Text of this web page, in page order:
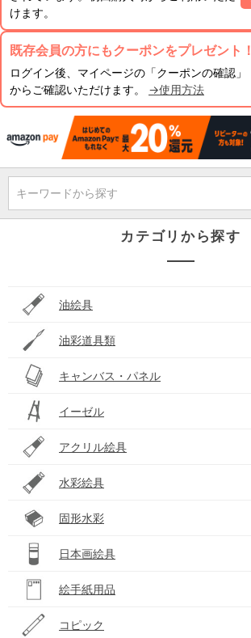
けます。
既存会員の方にもクーポンをプレゼント！
ログイン後、マイページの「クーポンの確認」
からご確認いただけます。 →使用方法
キーワードから探す
カテゴリから探す
油絵具
油彩道具類
キャンバス・パネル
イーゼル
アクリル絵具
水彩絵具
固形水彩
日本画絵具
絵手紙用品
コピック